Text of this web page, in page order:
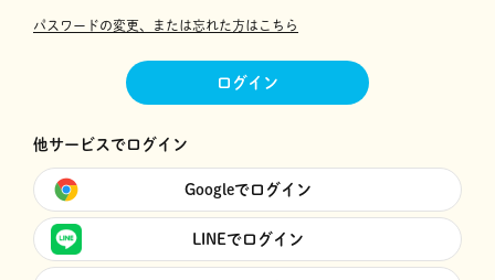
パスワードの変更、または忘れた方はこちら
ログイン
他サービスでログイン
Googleでログイン
LINEでログイン